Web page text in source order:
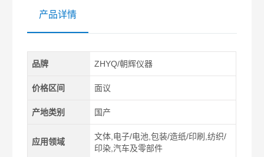
产品详情
品牌 ZHYQ/朝辉仪器
价格区间 面议
产地类别 国产
应用领域
文体,电子/电池,包装/造纸/印刷,纺织/
印染,汽车及零部件